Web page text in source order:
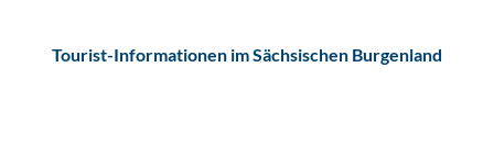
Tourist-Informationen im Sächsischen Burgenland